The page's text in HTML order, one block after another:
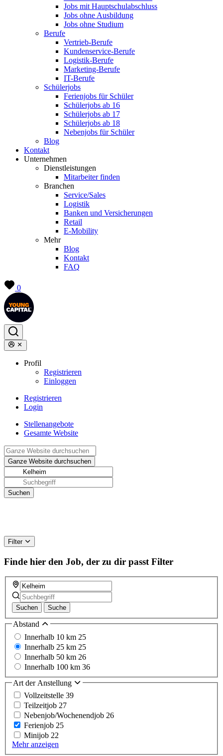
Jobs mit Hauptschulabschluss
Jobs ohne Ausbildung
Jobs ohne Studium
Berufe
Vertrieb-Berufe
Kundenservice-Berufe
Logistik-Berufe
Marketing-Berufe
IT-Berufe
Schülerjobs
Ferienjobs für Schüler
Schülerjobs ab 16
Schülerjobs ab 17
Schülerjobs ab 18
Nebenjobs für Schüler
Blog
Kontakt
Unternehmen
Dienstleistungen
Mitarbeiter finden
Branchen
Service/Sales
Logistik
Banken und Versicherungen
Retail
E-Mobility
Mehr
Blog
Kontakt
FAQ
0
Profil
Registrieren
Einloggen
Registrieren
Login
Stellenangebote
Gesamte Website
Filter
Finde hier den Job, der zu dir passt Filter
Suchen Suche
Abstand
Innerhalb 10 km 25
Innerhalb 25 km 25
Innerhalb 50 km 26
Innerhalb 100 km 36
Art der Anstellung
Vollzeitstelle 39
Teilzeitjob 27
Nebenjob/Wochenendjob 26
Ferienjob 25
Minijob 22
Mehr anzeigen